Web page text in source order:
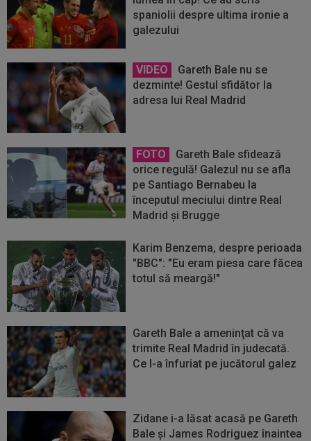
spaniolii despre ultima ironie a
galezului
VIDEO
Gareth Bale nu se
dezminte! Gestul sfidător la
adresa lui Real Madrid
FOTO
Gareth Bale sfidează
orice regulă! Galezul nu se afla
pe Santiago Bernabeu la
începutul meciului dintre Real
Madrid și Brugge
Karim Benzema, despre perioada
"BBC": "Eu eram piesa care făcea
totul să meargă!"
Gareth Bale a ameninţat că va
trimite Real Madrid în judecată.
Ce l-a înfuriat pe jucătorul galez
Zidane i-a lăsat acasă pe Gareth
Bale şi James Rodriguez înaintea